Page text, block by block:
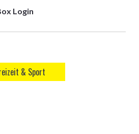
Login
& Sport